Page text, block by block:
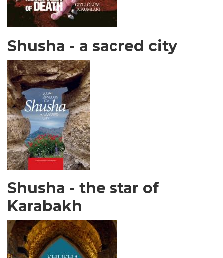
Shusha - a sacred city
Shusha - the star of
Karabakh